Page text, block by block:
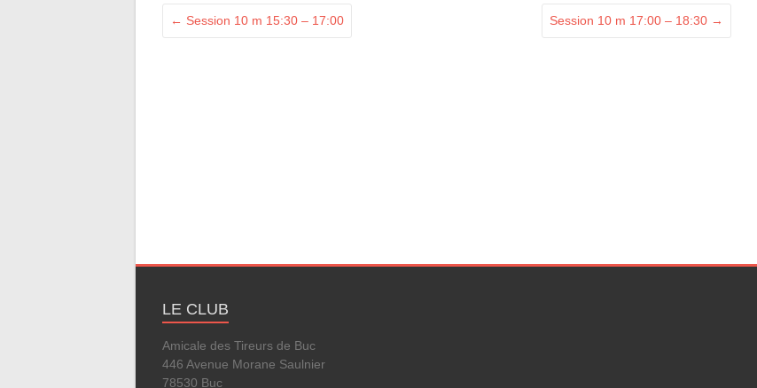
← Session 10 m 15:30 – 17:00 Session 10 m 17:00 – 18:30 →
LE CLUB
Amicale des Tireurs de Buc
446 Avenue Morane Saulnier
78530 Buc